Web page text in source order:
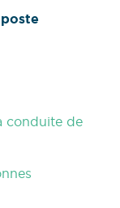
conduite de